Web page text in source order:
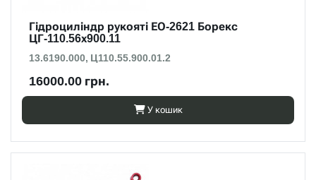
Гідроциліндр рукояті ЕО-2621 Борекс
ЦГ-110.56х900.11
13.6190.000, Ц110.55.900.01.2
16000.00 грн.
У кошик